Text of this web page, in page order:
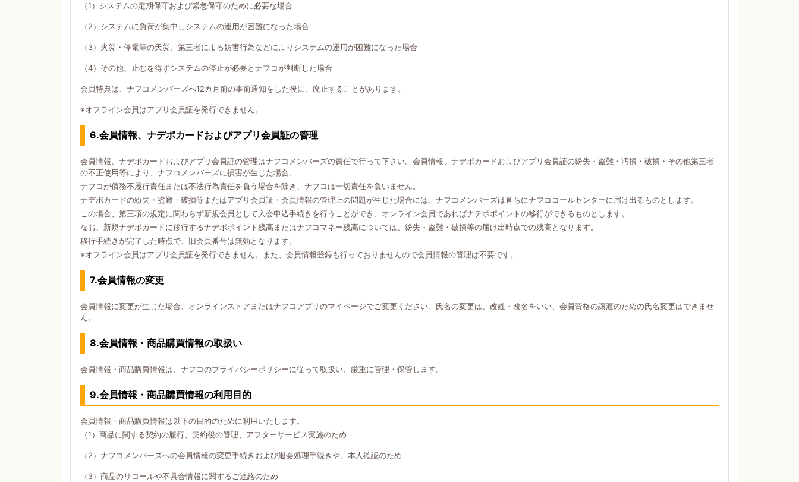
（1）システムの定期保守および緊急保守のために必要な場合
（2）システムに負荷が集中しシステムの運用が困難になった場合
（3）火災・停電等の天災、第三者による妨害行為などによりシステムの運用が困難になった場合
（4）その他、止むを得ずシステムの停止が必要とナフコが判断した場合
会員特典は、ナフコメンバーズへ12カ月前の事前通知をした後に、廃止することがあります。
※オフライン会員はアプリ会員証を発行できません。
6.会員情報、ナデポカードおよびアプリ会員証の管理
会員情報、ナデポカードおよびアプリ会員証の管理はナフコメンバーズの責任で行って下さい。会員情報、ナデポカードおよびアプリ会員証の紛失・盗難・汚損・破損・その他第三者
の不正使用等により、ナフコメンバーズに損害が生じた場合、
ナフコが債務不履行責任または不法行為責任を負う場合を除き、ナフコは一切責任を負いません。
ナデポカードの紛失・盗難・破損等またはアプリ会員証・会員情報の管理上の問題が生じた場合には、ナフコメンバーズは直ちにナフココールセンターに届け出るものとします。
この場合、第三項の規定に関わらず新規会員として入会申込手続きを行うことができ、オンライン会員であればナデポポイントの移行ができるものとします。
なお、新規ナデポカードに移行するナデポポイント残高またはナフコマネー残高については、紛失・盗難・破損等の届け出時点での残高となります。
移行手続きが完了した時点で、旧会員番号は無効となります。
※オフライン会員はアプリ会員証を発行できません。また、会員情報登録も行っておりませんので会員情報の管理は不要です。
7.会員情報の変更
会員情報に変更が生じた場合、オンラインストアまたはナフコアプリのマイページでご変更ください。氏名の変更は、改姓・改名をいい、会員資格の譲渡のための氏名変更はできませ
ん。
8.会員情報・商品購買情報の取扱い
会員情報・商品購買情報は、ナフコのプライバシーポリシーに従って取扱い、厳重に管理・保管します。
9.会員情報・商品購買情報の利用目的
会員情報・商品購買情報は以下の目的のために利用いたします。
（1）商品に関する契約の履行、契約後の管理、アフターサービス実施のため
（2）ナフコメンバーズへの会員情報の変更手続きおよび退会処理手続きや、本人確認のため
（3）商品のリコールや不具合情報に関するご連絡のため